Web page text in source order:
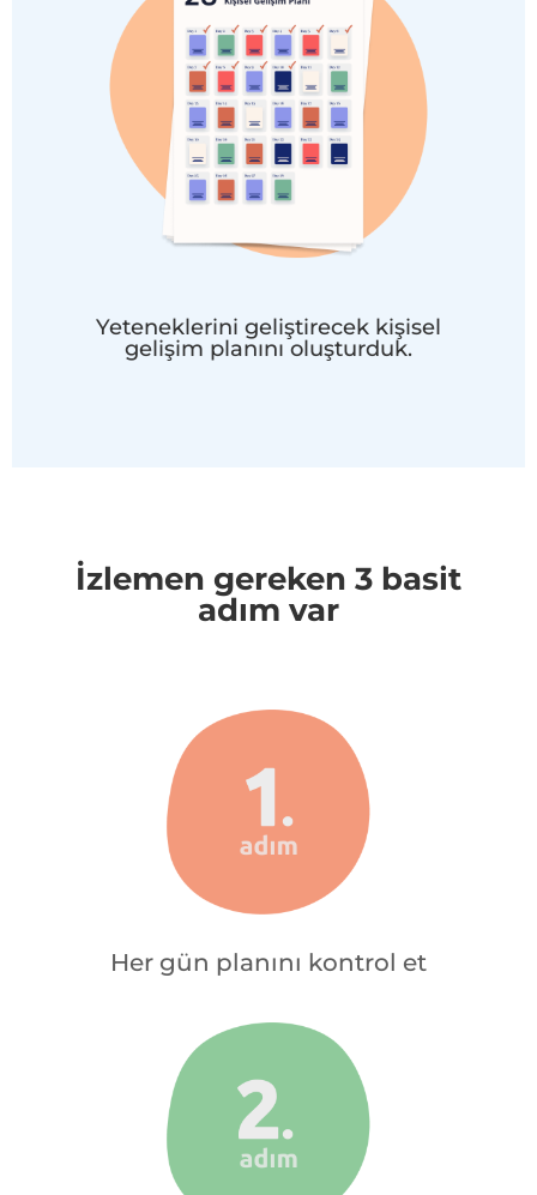
Yeteneklerini geliştirecek kişisel
gelişim planını oluşturduk.
İzlemen gereken 3 basit
adım var
Her gün planını kontrol et